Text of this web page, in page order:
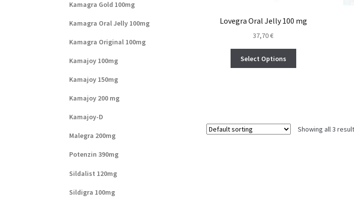
Lovegra Oral Jelly 100 mg
37,70€
Select Options
Showing all 3
Kamagra Gold 100mg
Kamagra Oral Jelly 100mg
Kamagra Original 100mg
Kamajoy 100mg
Kamajoy 150mg
Kamajoy 200 mg
Kamajoy-D
Malegra 200mg
Potenzin 390mg
Sildalist 120mg
Sildigra 100mg